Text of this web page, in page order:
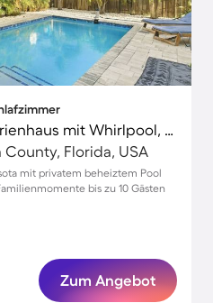
Kinderfreundliches Ferienhaus mit Whirlpool, privatem Pool und Grill | Ideal für Homeoffice
County, Florida, USA
mit privatem beheiztem Pool
bis zu 10 Gästen
Zum Angebot